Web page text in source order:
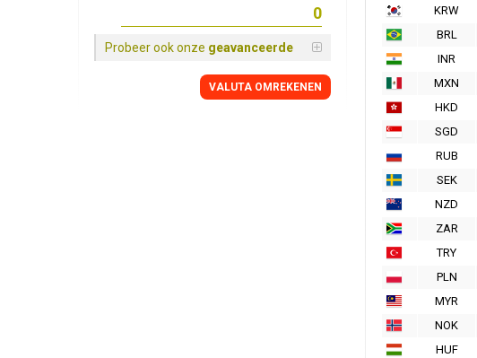
KRW
BRL
INR
MXN
HKD
SGD
RUB
SEK
NZD
ZAR
TRY
PLN
MYR
NOK
HUF
Probeer ook onze geavanceerde
VALUTA OMREKENEN